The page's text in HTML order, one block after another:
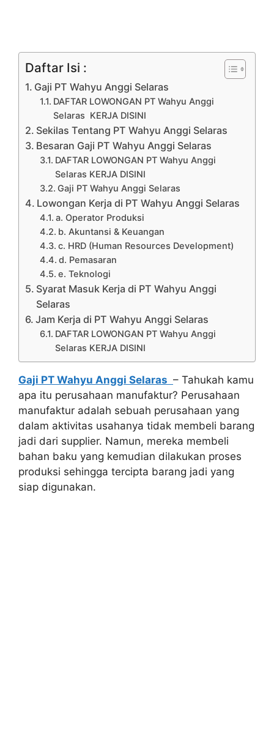
Daftar Isi :
Gaji PT Wahyu Anggi Selaras
DAFTAR LOWONGAN PT Wahyu Anggi
Selaras KERJA DISINI
Sekilas Tentang PT Wahyu Anggi Selaras
Besaran Gaji PT Wahyu Anggi Selaras
DAFTAR LOWONGAN PT Wahyu Anggi
Selaras KERJA DISINI
Gaji PT Wahyu Anggi Selaras
Lowongan Kerja di PT Wahyu Anggi Selaras
a. Operator Produksi
b. Akuntansi & Keuangan
c. HRD (Human Resources Development)
d. Pemasaran
e. Teknologi
Syarat Masuk Kerja di PT Wahyu Anggi
Selaras
Jam Kerja di PT Wahyu Anggi Selaras
DAFTAR LOWONGAN PT Wahyu Anggi
Selaras KERJA DISINI
Gaji PT Wahyu Anggi Selaras – Tahukah kamu
apa itu perusahaan manufaktur? Perusahaan
manufaktur adalah sebuah perusahaan yang
dalam aktivitas usahanya tidak membeli barang
jadi dari supplier. Namun, mereka membeli
bahan baku yang kemudian dilakukan proses
produksi sehingga tercipta barang jadi yang
siap digunakan.